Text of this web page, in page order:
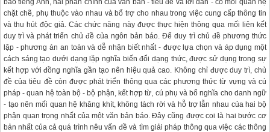
báo tiếng Anh, hai phần chính của văn bản - tiêu đề và lời dẫn - có mối quan hệ
chặt chẽ, phụ thuộc vào nhau và bổ trợ cho nhau trong việc cung cấp thông tin
và thu hút độc giả. Các chức năng này được thực hiện thông qua mối liên kết
duy trì và phát triển chủ đề của ngôn bản báo. Để duy trì chủ đề phương thức
lặp - phương án an toàn và dễ nhận biết nhất - được lựa chọn và áp dụng một
cách sáng tạo dưới dạng lặp nghĩa biến đổi dạng thức, được sử dụng trong sự
kết hợp với đồng nghĩa gần tạo nên hiệu quả cao. Không chỉ được duy trì, chủ
đề của tiêu đề còn được phát triển thông qua các phương thức từ vựng và cú
pháp - quan hệ toàn bộ - bộ phận, kết hợp từ, cú phụ và bổ nghĩa cho danh ngữ
- tạo nên mối quan hệ khăng khít, không tách rời và hỗ trợ lẫn nhau của hai bộ
phận quan trọng nhất của một văn bản báo. Đây cũng được coi là hai bước cơ
bản nhất của cả quá trình nêu vấn đề và tìm giải pháp thông qua việc các thông